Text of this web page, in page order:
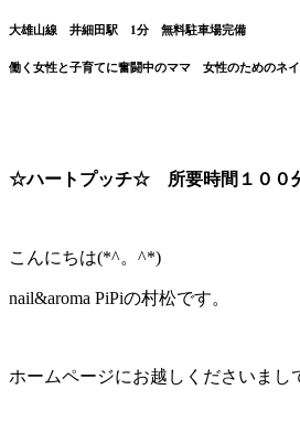
大雄山線 井細田駅 1分 無料駐車場完備
働く女性と子育てに奮闘中のママ 女性のためのネ
☆ハートプッチ☆ 所要時間１００
こんにちは(*^。^*)
nail&aroma PiPiの村松です。
ホームページにお越しくださいまし